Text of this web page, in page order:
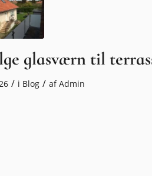
glasværn til
/ i Blog / afAdmin